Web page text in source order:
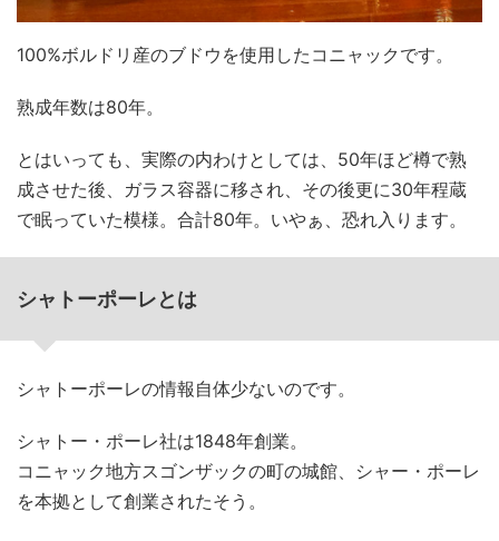
100%ボルドリ産のブドウを使用したコニャックです。
熟成年数は80年。
とはいっても、実際の内わけとしては、50年ほど樽で熟
成させた後、ガラス容器に移され、その後更に30年程蔵
で眠っていた模様。合計80年。いやぁ、恐れ入ります。
シャトーポーレとは
シャトーポーレの情報自体少ないのです。
シャトー・ポーレ社は1848年創業。
コニャック地方スゴンザックの町の城館、シャー・ポーレ
を本拠として創業されたそう。